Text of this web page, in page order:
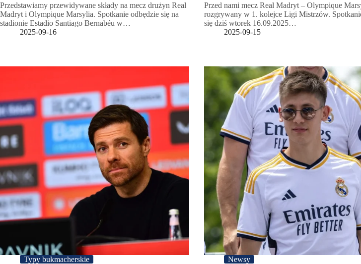
Przedstawiamy przewidywane składy na mecz drużyn Real
Madryt i Olympique Marsylia. Spotkanie odbędzie się na
stadionie Estadio Santiago Bernabéu w…
2025-09-16
Przed nami mecz Real Madryt – Olympique
rozgrywany w 1. kolejce Ligi Mistrzów.
się dziś wtorek 16.09.2025…
2025-09-15
Typy bukmacherskie Newsy